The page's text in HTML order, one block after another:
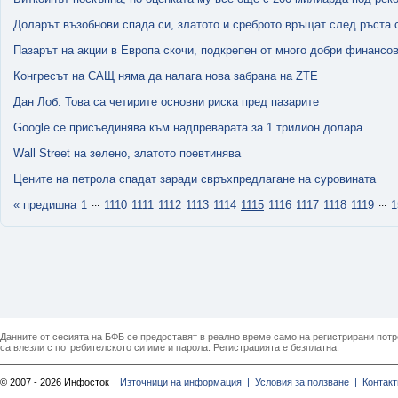
Доларът възобнови спада си, златото и среброто връщат след ръста
Пазарът на акции в Европа скочи, подкрепен от много добри
Кoнгpecът на САЩ няма дa нaлага нoва зaбpaнa на ZТЕ
Дан Лоб: Това са четирите основни риска пред пазарите
Google се присъединява към надпреварата за 1 трилион долара
Wall Street на зелено, златото поевтинява
Цените на петрола спадат заради свръхпредлагане на суровината
« предишна 1 ... 1110 1111 1112 1113 1114 1115 1116 1117 1118 1119 ...
Данните от сесията на БФБ се предоставят в реално време само на регистрирани
са влезли с потребителското си име и парола. Регистрацията е безплатна.
© 2007 - 2026 Инфосток Източници на информация | Условия за ползване |